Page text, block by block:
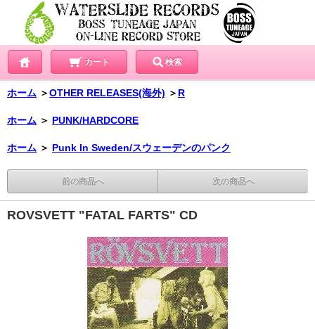
カート 検索
ホーム ＞OTHER RELEASES(海外) ＞ R
ホーム ＞ PUNK/HARDCORE
ホーム ＞ Punk In Sweden/スウェーデンのパンク
前の商品へ 次の商品へ
ROVSVETT "FATAL FARTS" CD